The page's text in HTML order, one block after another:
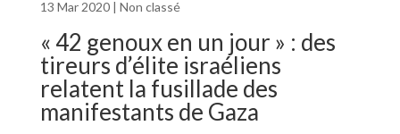
13 Mar 2020| Non classé
« 42 genoux en un jour » : des
tireurs d’élite israéliens
relatent la fusillade des
manifestants de Gaza